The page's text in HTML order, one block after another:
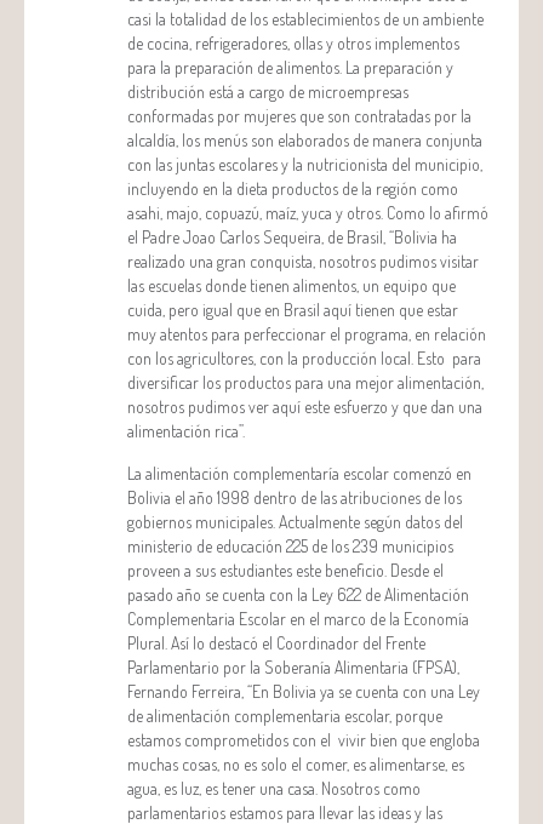
casi la totalidad de los establecimientos de un ambiente
de cocina, refrigeradores, ollas y otros implementos
para la preparación de alimentos. La preparación y
distribución está a cargo de microempresas
conformadas por mujeres que son contratadas por la
alcaldía, los menús son elaborados de manera conjunta
con las juntas escolares y la nutricionista del municipio,
incluyendo en la dieta productos de la región como
asahi, majo, copuazú, maíz, yuca y otros. Como lo afirmó
el Padre Joao Carlos Sequeira, de Brasil, “Bolivia ha
realizado una gran conquista, nosotros pudimos visitar
las escuelas donde tienen alimentos, un equipo que
cuida, pero igual que en Brasil aquí tienen que estar
muy atentos para perfeccionar el programa, en relación
con los agricultores, con la producción local. Esto para
diversificar los productos para una mejor alimentación,
nosotros pudimos ver aquí este esfuerzo y que dan una
alimentación rica”.
La alimentación complementaría escolar comenzó en
Bolivia el año 1998 dentro de las atribuciones de los
gobiernos municipales. Actualmente según datos del
ministerio de educación 225 de los 239 municipios
proveen a sus estudiantes este beneficio. Desde el
pasado año se cuenta con la Ley 622 de Alimentación
Complementaria Escolar en el marco de la Economía
Plural. Así lo destacó el Coordinador del Frente
Parlamentario por la Soberanía Alimentaria (FPSA),
Fernando Ferreira, “En Bolivia ya se cuenta con una Ley
de alimentación complementaria escolar, porque
estamos comprometidos con el vivir bien que engloba
muchas cosas, no es solo el comer, es alimentarse, es
agua, es luz, es tener una casa. Nosotros como
parlamentarios estamos para llevar las ideas y las